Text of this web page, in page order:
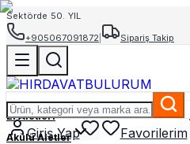
Sektörde 50. YIL
+905067091872
Sipariş Takip
Giriş Yap Favorilerim
El Aletleri
Akülü Aletler